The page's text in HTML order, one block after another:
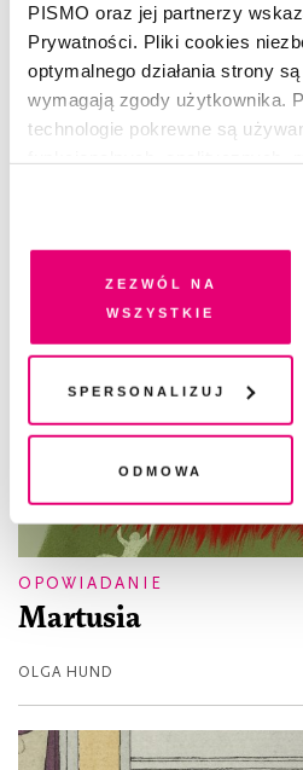
PISMO oraz jej partnerzy
Prywatności. Pliki cookies
optymalnego działania strony
wymagają zgody użytkownika.
technologie pokrewne są
dobrowolną zgodę na pliki
pokrewne, zgadzasz się na
na Twoim urządzeniu
przetwarzanie danych. Zgodę
chwili wycofać lub ponowić w
plików cookie". Wycofanie zgody
legalność przetwarzania danych
Zezwól na
wszystkie
Spersonalizuj
Odmowa
CZYTAJ
OPOWIADANIE
Martusia
OLGA HUND